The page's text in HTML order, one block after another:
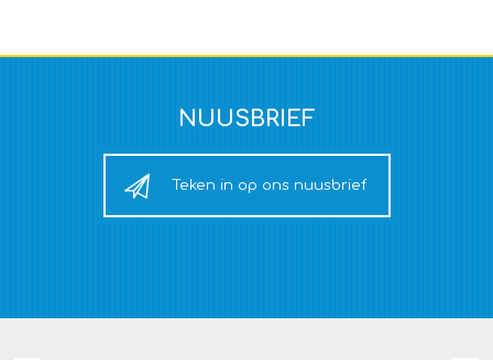
NUUSBRIEF
Teken in op ons nuusbrief